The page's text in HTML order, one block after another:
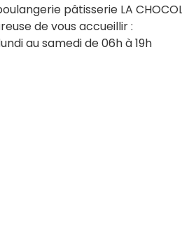
pâtisserie LA
de vous accueillir :
au samedi de 06h à 19h